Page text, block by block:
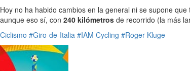
Hoy no ha habido cambios en la general ni se supone
aunque eso sí, con 240 kilómetros de recorrido (la más
Ciclismo #Giro-de-Italia #IAM Cycling #Roger Kluge